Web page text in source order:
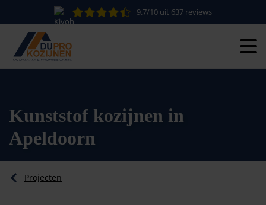
9.7/10 uit 637 reviews
Kunststof kozijnen in
Apeldoorn
Projecten